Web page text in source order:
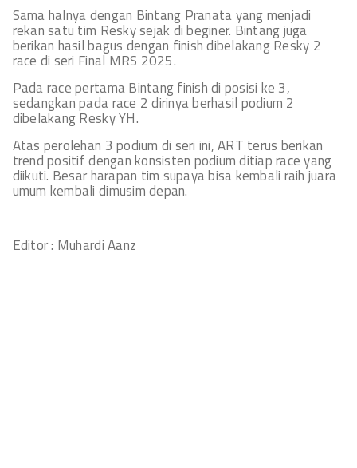
Sama halnya dengan Bintang Pranata yang menjadi
rekan satu tim Resky sejak di beginer. Bintang juga
berikan hasil bagus dengan finish dibelakang Resky 2
race di seri Final MRS 2025.
Pada race pertama Bintang finish di posisi ke 3,
sedangkan pada race 2 dirinya berhasil podium 2
dibelakang Resky YH.
Atas perolehan 3 podium di seri ini, ART terus berikan
trend positif dengan konsisten podium ditiap race yang
diikuti. Besar harapan tim supaya bisa kembali raih juara
umum kembali dimusim depan.
Editor : Muhardi Aanz